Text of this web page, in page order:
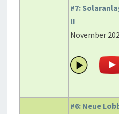
#7:
l!
November
#6: Neue